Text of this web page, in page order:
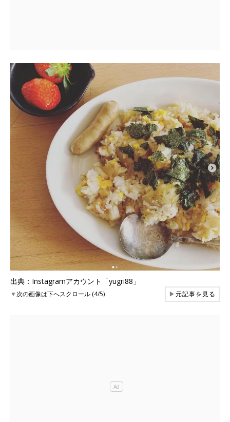
出典：Instagramアカウント「yugri88」
▼次の画像は下へスクロール (4/5) ▶元記事を見る